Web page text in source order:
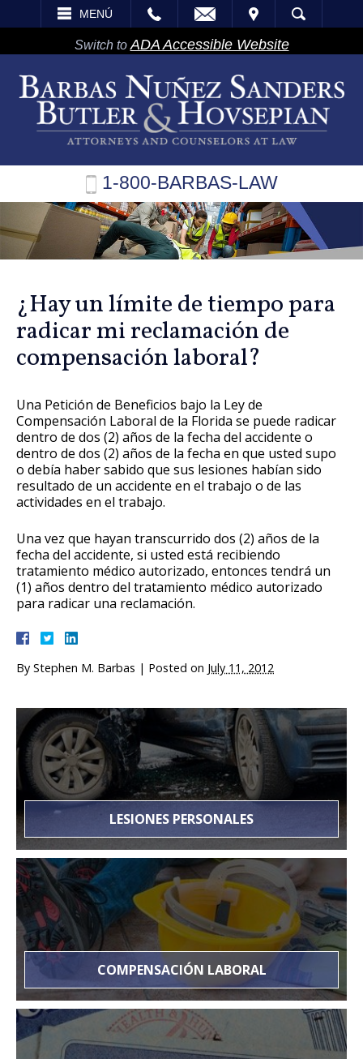
MENÚ
VISITA BÚSQUEDA
Switch to ADA Accessible Website
1-800-BARBAS-LAW
¿Hay un límite de tiempo para
radicar mi reclamación de
compensación laboral?
Una Petición de Beneficios bajo la Ley de
Compensación Laboral de la Florida se puede radicar
dentro de dos (2) años de la fecha del accidente o
dentro de dos (2) años de la fecha en que usted supo
o debía haber sabido que sus lesiones habían sido
resultado de un accidente en el trabajo o de las
actividades en el trabajo.
Una vez que hayan transcurrido dos (2) años de la
fecha del accidente, si usted está recibiendo
tratamiento médico autorizado, entonces tendrá un
(1) años dentro del tratamiento médico autorizado
para radicar una reclamación.
By Stephen M. Barbas | Posted on July 11, 2012
LESIONES PERSONALES
COMPENSACIÓN LABORAL